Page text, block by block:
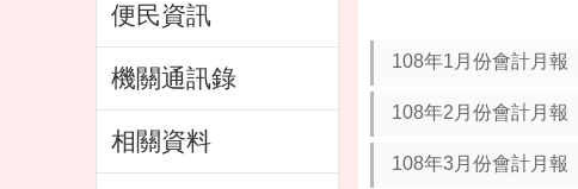
便民資訊
機關通訊錄
相關資料
108年1月份會計月報
108年2月份會計月報
108年3月份會計月報